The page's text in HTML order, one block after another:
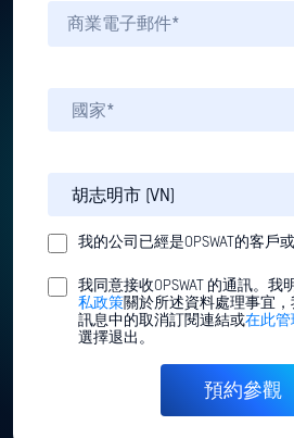
我的公司已經是OPSWAT的客戶
我同意接收OPSWAT 的通訊。我
私政策關於所述資料處理事宜
訊息中的取消訂閱連結或在此
選擇退出。